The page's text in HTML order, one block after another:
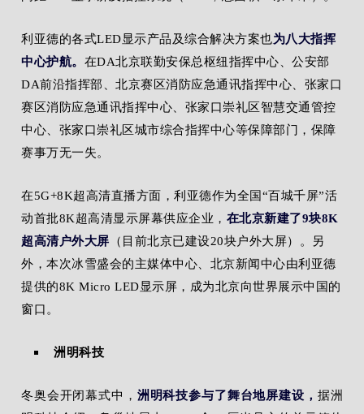
利亚德的各式LED显示产品及综合解决方案也为八大指挥
中心护航。 在DA北京联勤安保总枢纽指挥中心、公安部
DA前沿指挥部、北京赛区消防应急通讯指挥中心、张家口
赛区消防应急通讯指挥中心、张家口崇礼区智慧交通管控
中心、张家口崇礼区城市综合指挥中心等保障部门，保障
赛事万无一失。
在5G+8K超高清直播方面，利亚德作为全国“百城千屏”活
动首批8K超高清显示屏幕供应企业， 在北京新建了9块8K
超高清户外大屏 （目前北京已建设20块户外大屏）。
另
外，本次冰雪盛会的主媒体中心、北京新闻中心由利亚德
提供的8K Micro LED显示屏，成为北京向世界展示中国的
窗口。
洲明科技
冬奥会开闭幕式中， 洲明科技参与了舞台地屏建设， 据洲